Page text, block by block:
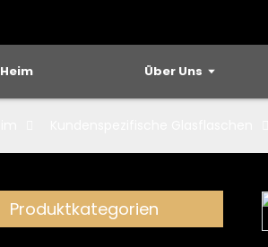
Heim Über Uns
Produktkategorien
Loading...
Loading...